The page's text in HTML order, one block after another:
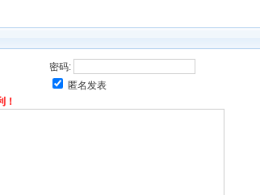
密码:
匿名发表
！